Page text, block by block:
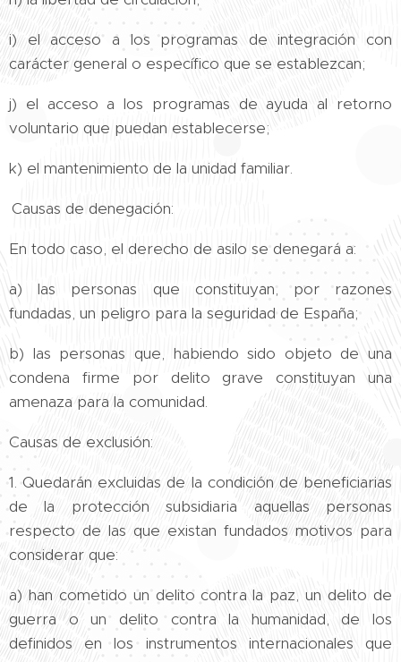
i) el acceso a los programas de integración con
carácter general o específico que se establezcan;
j) el acceso a los programas de ayuda al retorno
voluntario que puedan establecerse;
k) el mantenimiento de la unidad familiar.
Causas de denegación:
En todo caso, el derecho de asilo se denegará a:
a) las personas que constituyan, por razones
fundadas, un peligro para la seguridad de España;
b) las personas que, habiendo sido objeto de una
condena firme por delito grave constituyan una
amenaza para la comunidad.
Causas de exclusión:
1. Quedarán excluidas de la condición de beneficiarias
de la protección subsidiaria aquellas personas
respecto de las que existan fundados motivos para
considerar que:
a) han cometido un delito contra la paz, un delito de
guerra o un delito contra la humanidad, de los
definidos en los instrumentos internacionales que